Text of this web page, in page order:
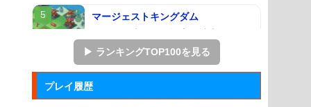
マージェストキングダム
建国シミュレーションゲーム...
ズーキーパー2
動物たちを3匹以上にして捕まえてい
▶ ランキングTOP100を見る
プレイ履歴